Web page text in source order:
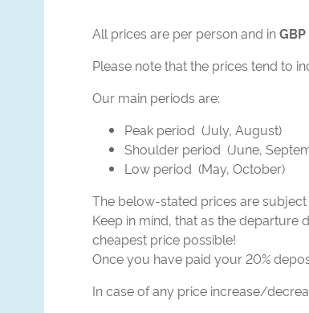
All prices are per person and inGBP
Please note that the prices tend to
Our main periods are:
Peak period (July, August)
Shoulder period (June,
Low period (May, October)
The below-stated prices are
Keep in mind, that as the departure
cheapest price possible!
Once you have paid your 20%
In case of any price increase/